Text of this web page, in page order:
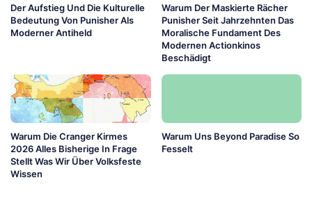
Der Aufstieg Und Die Kulturelle
Bedeutung Von Punisher Als
Moderner Antiheld
Warum Der Maskierte Rächer
Punisher Seit Jahrzehnten Das
Moralische Fundament Des
Modernen Actionkinos
Beschädigt
Warum Die Cranger Kirmes
2026 Alles Bisherige In Frage
Stellt Was Wir Über Volksfeste
Wissen
Warum Uns Beyond Paradise So
Fesselt